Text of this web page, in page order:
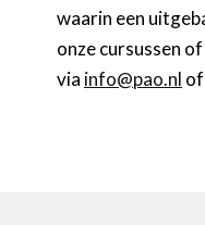
waarin een
onze cursussen
via info@pao.nl